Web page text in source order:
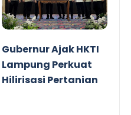
Gubernur Ajak HKTI
Lampung Perkuat
Hilirisasi Pertanian